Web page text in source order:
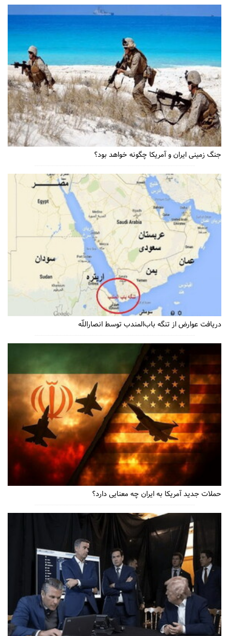
جنگ زمینی ایران و آمریکا چگونه خواهد بود؟
دریافت عوارض از تنگه باب‌المندب توسط انصاراللّه
حملات جدید آمریکا به ایران چه معنایی دارد؟